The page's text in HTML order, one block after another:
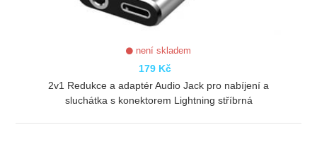
není skladem
179 Kč
2v1 Redukce a adaptér Audio Jack pro nabíjení a
sluchátka s konektorem Lightning stříbrná